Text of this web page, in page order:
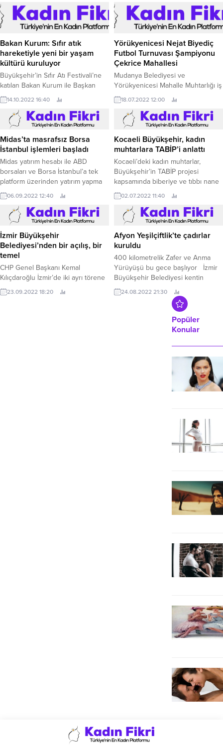
Bakan Kurum: Sıfır atık
hareketiyle yeni bir yaşam
kültürü kuruluyor
Büyükşehir’in Sıfır Atı Festivali’ne
katılan Bakan Kurum ile Başkan
Büyükakın stantları dolaştı.
14.10.2022 16:40
Yörükyenicesi Nejat Biyediç
Futbol Turnuvası Şampiyonu
Çekrice Mahallesi
Mudanya Belediyesi ve
Yörükyenicesi Mahalle Muhtarlığı iş
birliği ile düzenlenen
Yörükyenicesi Nejat Biyediç
Mahalleler Arası Halı Saha Futbol
Turnuvası, final maçıyla sona erdi.
18.07.2022 12:00
Midas’ta masrafsız Borsa
İstanbul işlemleri başladı
Midas yatırım hesabı ile ABD
borsaları ve Borsa İstanbul’a tek
platform üzerinden yatırım yapma
dönemi başladı! Üstelik Borsa
İstanbul işlemleri yıl sonuna kadar
komisyonsuz.
06.09.2022 12:40
Kocaeli Büyükşehir, kadın
muhtarlara TABİP’i anlattı
Kocaeli’deki kadın muhtarlar,
Büyükşehir’in TABİP projesi
kapsamında biberiye ve tıbbı nane
ekilen tarlaları gezdi, çalışmalara
tam not verdi Kocaeli’de yaşayan
vatandaşların yaşam kalitesini
arttıran pek çok projeyi hayata
geçiren Kocaeli Büyükşehir
Belediyesi, ülkenin tarımsal
Aromatik Bitki...
02.07.2022 11:40
İzmir Büyükşehir
Belediyesi’nden bir açılış, bir
temel
CHP Genel Başkanı Kemal
Kılıçdaroğlu İzmir’de iki ayrı törene
katılacak Pazar günü (25 Eylül)
Cumhuriyet Halk Partisi Genel
23.09.2022 18:20
Afyon Yeşilçiftlik’te çadırlar
kuruldu
400 kilometrelik Zafer ve Anma
Yürüyüşü bu gece başlıyor İzmir
Büyükşehir Belediyesi kentin
kurtuluşunun 100'üncü yıl
dönümünde Kocatepe'den başlayıp
İzmir'de sonlanacak Zafer ve Anma
Yürüyüşü’nün hazırlıklarını
24.08.2022 21:30
Popüler
Konular